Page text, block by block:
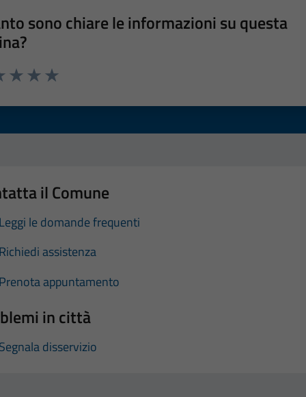
sono chiare le informazioni su questa
il Comune
Leggi le domande frequenti
Richiedi assistenza
Prenota appuntamento
in città
Segnala disservizio